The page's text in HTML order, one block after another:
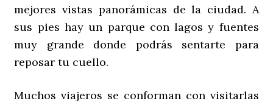
mejores vistas panorámicas de la ciudad. A
sus pies hay un parque con lagos y fuentes
muy grande donde podrás sentarte para
reposar tu cuello.
Muchos viajeros se conforman con visitarlas